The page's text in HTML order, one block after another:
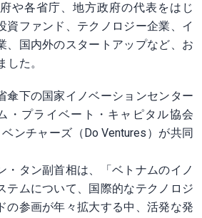
や各省庁、地方政府の代表をはじ
資ファンド、テクノロジー企業、イ
、国内外のスタートアップなど、お
した。
傘下の国家イノベーションセンター
・プライベート・キャピタル協会
ベンチャーズ（Do Ventures）が共同
・タン副首相は、「ベトナムのイノ
テムについて、国際的なテクノロジ
の参画が年々拡大する中、活発な発